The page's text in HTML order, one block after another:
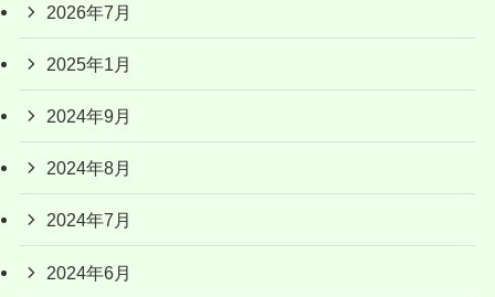
2026年7月
2025年1月
2024年9月
2024年8月
2024年7月
2024年6月